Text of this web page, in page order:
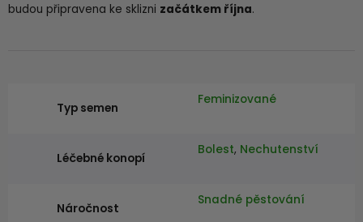
budou připravena ke sklizni začátkem října.
Typ semen
Feminizované
Léčebné konopí
Bolest, Nechutenství
Náročnost
Snadné pěstování